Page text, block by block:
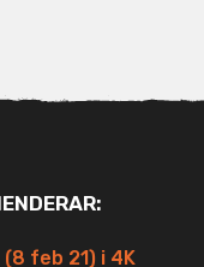
feb 21) i 4K